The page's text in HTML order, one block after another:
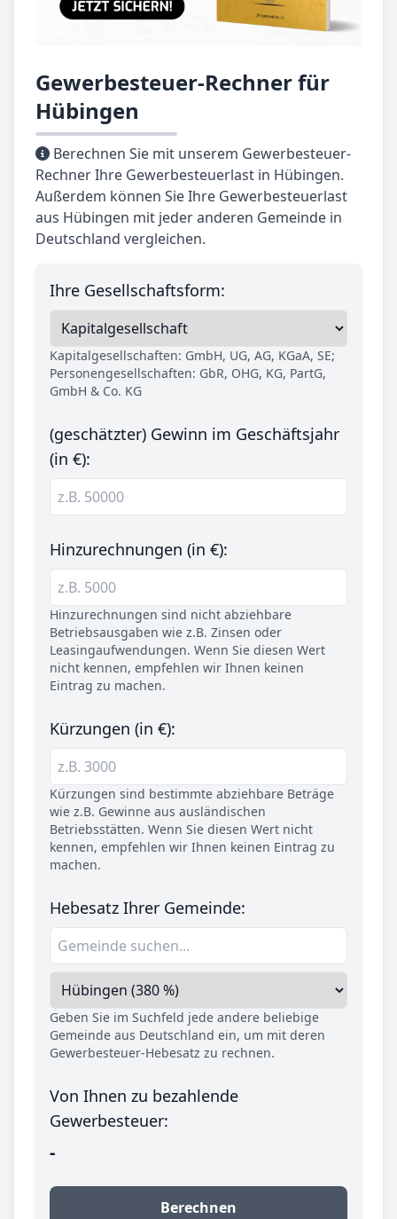
Gewerbesteuer-Rechner für
Hübingen
Berechnen Sie mit unserem Gewerbesteuer-
Rechner Ihre Gewerbesteuerlast in Hübingen.
Außerdem können Sie Ihre Gewerbesteuerlast
aus Hübingen mit jeder anderen Gemeinde in
Deutschland vergleichen.
Ihre Gesellschaftsform:
Kapitalgesellschaften: GmbH, UG, AG, KGaA, SE;
Personengesellschaften: GbR, OHG, KG, PartG,
GmbH & Co. KG
(geschätzter) Gewinn im Geschäftsjahr
(in €):
Hinzurechnungen (in €):
Hinzurechnungen sind nicht abziehbare
Betriebsausgaben wie z.B. Zinsen oder
Leasingaufwendungen. Wenn Sie diesen Wert
nicht kennen, empfehlen wir Ihnen keinen
Eintrag zu machen.
Kürzungen (in €):
Kürzungen sind bestimmte abziehbare Beträge
wie z.B. Gewinne aus ausländischen
Betriebsstätten. Wenn Sie diesen Wert nicht
kennen, empfehlen wir Ihnen keinen Eintrag zu
machen.
Hebesatz Ihrer Gemeinde:
Geben Sie im Suchfeld jede andere beliebige
Gemeinde aus Deutschland ein, um mit deren
Gewerbesteuer-Hebesatz zu rechnen.
Von Ihnen zu bezahlende
Gewerbesteuer:
-
Berechnen